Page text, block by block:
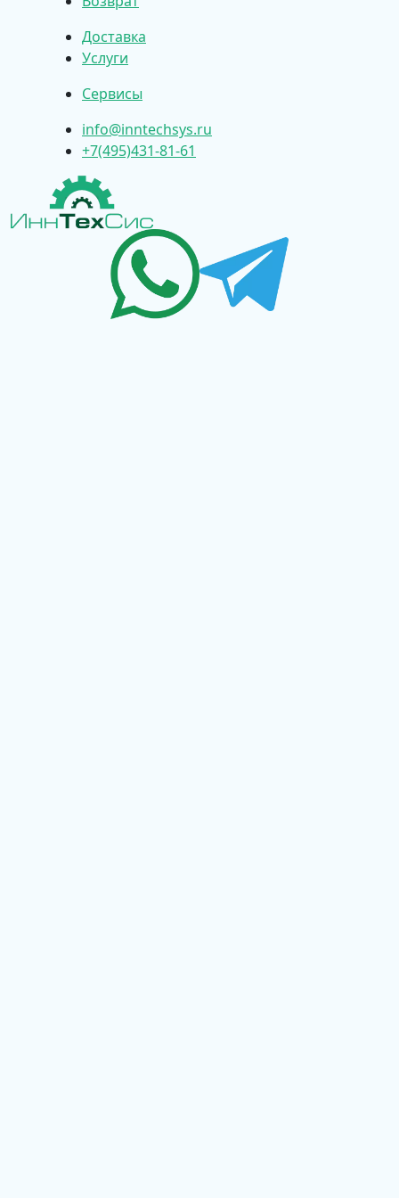
Доставка
Услуги
Сервисы
info@inntechsys.ru
+7(495)431-81-61